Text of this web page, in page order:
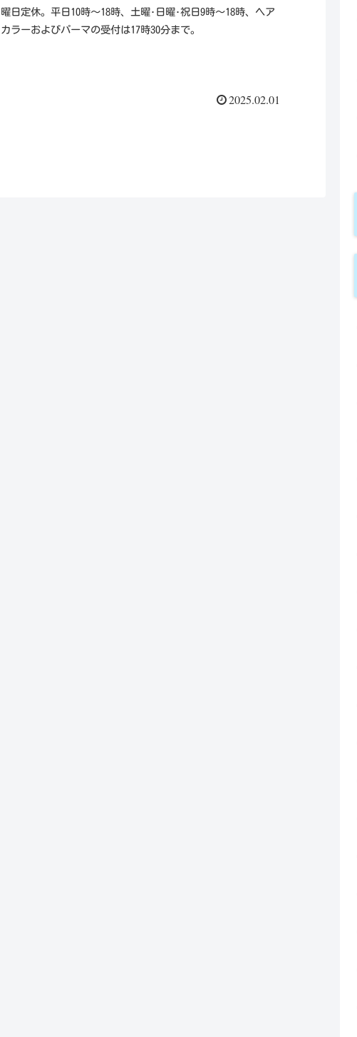
曜日定休。平日10時～18時、土曜･日曜･祝日9時～18時、ヘア
カラーおよびパーマの受付は17時30分まで。
2025.02.01